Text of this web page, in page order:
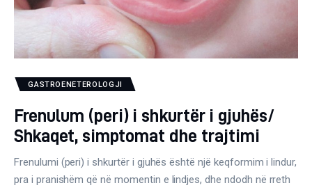
Intervista
Mirëqenie
Nena dhe Femija
Okulistike
GASTROENETEROLOGJI
Frenulum (peri) i shkurtër i gjuhës/
Shkaqet, simptomat dhe trajtimi
Frenulumi (peri) i shkurtër i gjuhës është një keqformim i lindur,
pra i pranishëm që në momentin e lindjes, dhe ndodh në rreth